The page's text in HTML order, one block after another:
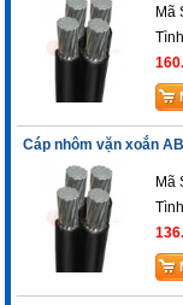
Mã
Cáp nhôm vặn xoắn
Mã